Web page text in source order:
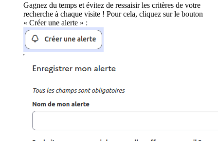
Gagnez du temps et évitez de ressaisir les critères de votre
recherche à chaque visite ! Pour cela, cliquez sur le bouton
« Créer une alerte » :